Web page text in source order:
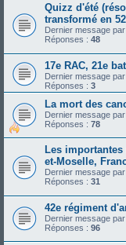
Quizz d'été
transformé en
Dernier message par
Réponses : 48
17e RAC, 21e
Dernier message par
Réponses : 3
La mort des
Dernier message par
Réponses : 78
Les
et-Moselle,
Dernier message par
Réponses : 31
42e régiment
Dernier message par
Réponses : 96